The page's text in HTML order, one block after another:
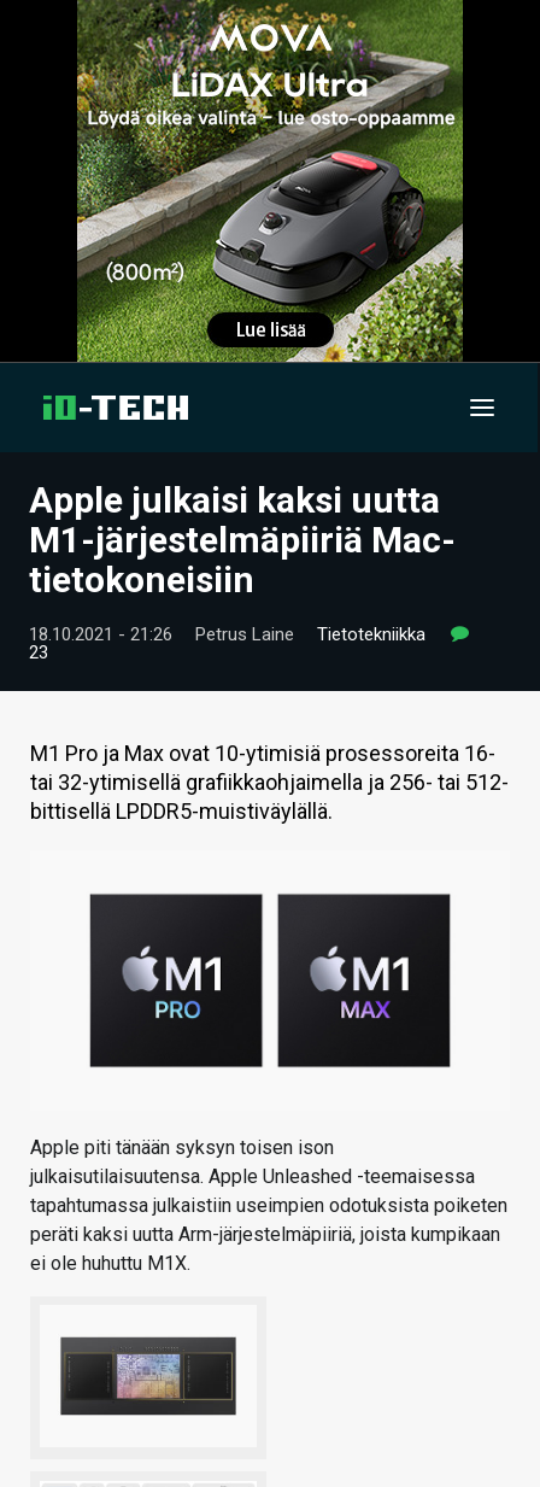
UUTISET
ARTIKKELIT
VIDEOT
HINTA.FI
KAUPPA
Apple julkaisi kaksi uutta
M1-järjestelmäpiiriä Mac-
tietokoneisiin
18.10.2021 - 21:26 Petrus Laine
Tietotekniikka
23
M1 Pro ja Max ovat 10-ytimisiä prosessoreita 16-
tai 32-ytimisellä grafiikkaohjaimella ja 256- tai 512-
bittisellä LPDDR5-muistiväylällä.
Apple piti tänään syksyn toisen ison
julkaisutilaisuutensa. Apple Unleashed -teemaisessa
tapahtumassa julkaistiin useimpien odotuksista poiketen
peräti kaksi uutta Arm-järjestelmäpiiriä, joista kumpikaan
ei ole huhuttu M1X.